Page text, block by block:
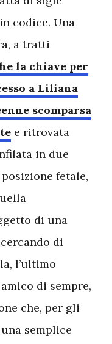
codice. Una
a tratti
la chiave per
a Liliana
scomparsa
e ritrovata
in due
fetale,
di una
di
l’ultimo
di sempre,
che, per gli
semplice